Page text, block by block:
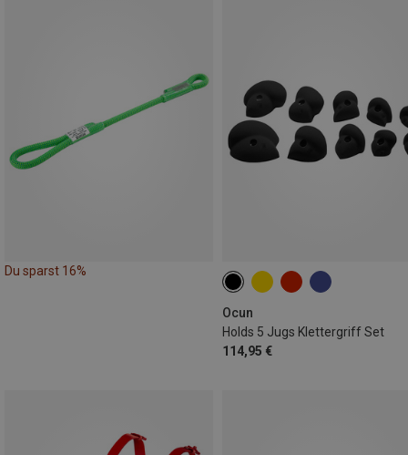
Du sparst 16%
Ocun
Holds 5 Jugs Klettergriff Set
114,95 €